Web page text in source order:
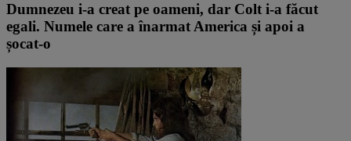
Dumnezeu i-a creat pe oameni, dar Colt i-a făcut
egali. Numele care a înarmat America și apoi a
șocat-o